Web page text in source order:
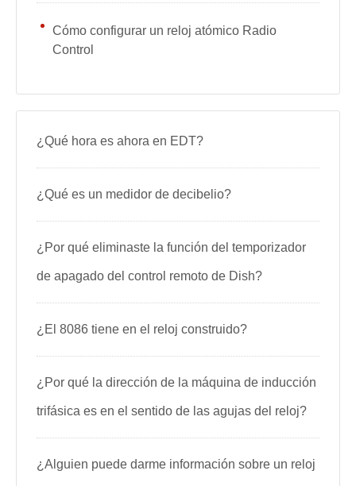
Cómo configurar un reloj atómico Radio
Control
¿Qué hora es ahora en EDT?
¿Qué es un medidor de decibelio?
¿Por qué eliminaste la función del temporizador
de apagado del control remoto de Dish?
¿El 8086 tiene en el reloj construido?
¿Por qué la dirección de la máquina de inducción
trifásica es en el sentido de las agujas del reloj?
¿Alguien puede darme información sobre un reloj